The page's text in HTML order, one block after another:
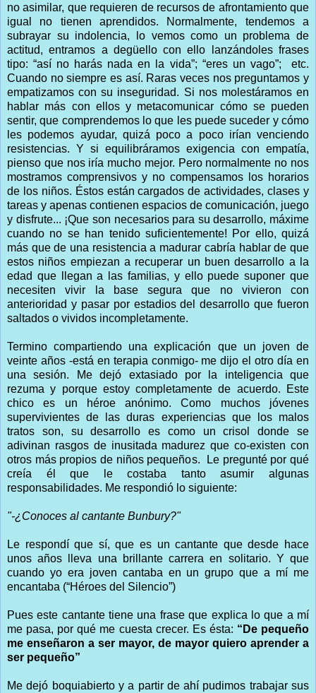
no asimilar, que requieren de recursos de afrontamiento que
igual no tienen aprendidos. Normalmente, tendemos a
subrayar su indolencia, lo vemos como un problema de
actitud, entramos a degüello con ello lanzándoles frases
tipo: “así no harás nada en la vida”; “eres un vago”; etc.
Cuando no siempre es así. Raras veces nos preguntamos y
empatizamos con su inseguridad. Si nos molestáramos en
hablar más con ellos y metacomunicar cómo se pueden
sentir, que comprendemos lo que les puede suceder y cómo
les podemos ayudar, quizá poco a poco irían venciendo
resistencias. Y si equilibráramos exigencia con empatía,
pienso que nos iría mucho mejor. Pero normalmente no nos
mostramos comprensivos y no compensamos los horarios
de los niños. Éstos están cargados de actividades, clases y
tareas y apenas contienen espacios de comunicación, juego
y disfrute... ¡Que son necesarios para su desarrollo, máxime
cuando no se han tenido suficientemente! Por ello, quizá
más que de una resistencia a madurar cabría hablar de que
estos niños empiezan a recuperar un buen desarrollo a la
edad que llegan a las familias, y ello puede suponer que
necesiten vivir la base segura que no vivieron con
anterioridad y pasar por estadios del desarrollo que fueron
saltados o vividos incompletamente.
Termino compartiendo una explicación que un joven de
veinte años -está en terapia conmigo- me dijo el otro día en
una sesión. Me dejó extasiado por la inteligencia que
rezuma y porque estoy completamente de acuerdo. Este
chico es un héroe anónimo. Como muchos jóvenes
supervivientes de las duras experiencias que los malos
tratos son, su desarrollo es como un crisol donde se
adivinan rasgos de inusitada madurez que co-existen con
otros más propios de niños pequeños. Le pregunté por qué
creía él que le costaba tanto asumir algunas
responsabilidades. Me respondió lo siguiente:
"-¿Conoces al cantante Bunbury?"
Le respondí que sí, que es un cantante que desde hace
unos años lleva una brillante carrera en solitario. Y que
cuando yo era joven cantaba en un grupo que a mí me
encantaba (“Héroes del Silencio”)
Pues este cantante tiene una frase que explica lo que a mí
me pasa, por qué me cuesta crecer. Es ésta: “De pequeño
me enseñaron a ser mayor, de mayor quiero aprender a
ser pequeño”
Me dejó boquiabierto y a partir de ahí pudimos trabajar sus